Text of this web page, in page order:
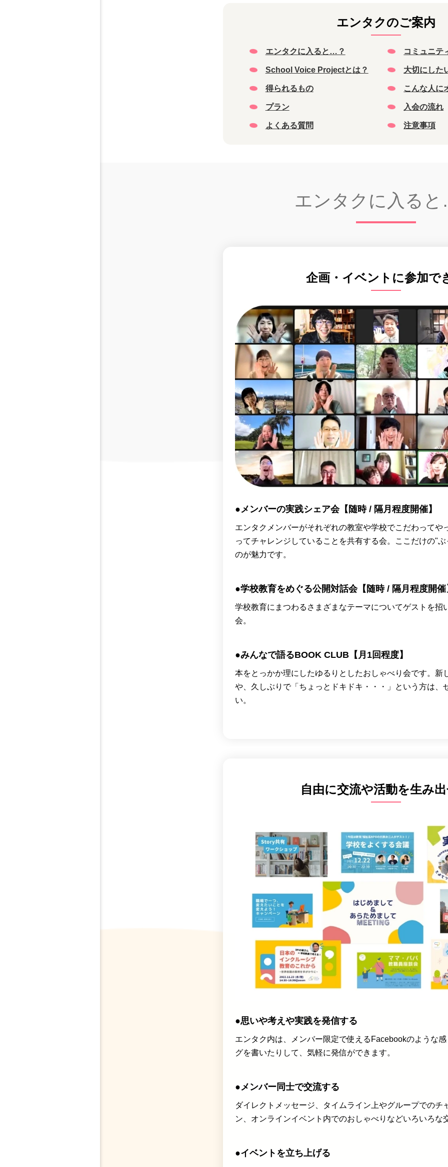
エンタクのご案内
エンタクに入ると…？ コミュニテ
School Voice Projectとは？ 大切にした
得られるもの こんな人に
プラン 入会の流れ
よくある質問 注意事項
エンタクに入る
企画・イベントに参加で
●メンバーの実践シェア会【随時 / 隔月程度開催】
エンタクメンバーがそれぞれの教室や学校でこだわってや
ってチャレンジしていることを共有する会。ここだけの"
のが魅力です。
●学校教育をめぐる公開対話会【随時 / 隔月程度開催
学校教育にまつわるさまざまなテーマについてゲストを招
会。
●みんなで語るBOOK CLUB【月1回程度】
本をとっかか理にしたゆるりとしたおしゃべり会です。新
や、久しぶりで「ちょっとドキドキ・・・」という方は、
い。
自由に交流や活動を生み
●思いや考えや実践を発信する
エンタク内は、メンバー限定で使えるFacebookのような
グを書いたりして、気軽に発信ができます。
●メンバー同士で交流する
ダイレクトメッセージ、タイムライン上やグループでのチ
ン、オンラインイベント内でのおしゃべりなどいろいろな
●イベントを立ち上げる